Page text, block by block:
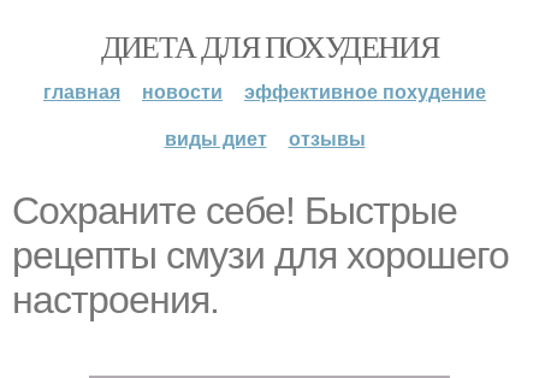
ДИЕТА ДЛЯ ПОХУДЕНИЯ
главная новости
эффективное похудение
виды диет
отзывы
Сохраните себе! Быстрые
рецепты смузи для хорошего
настроения.